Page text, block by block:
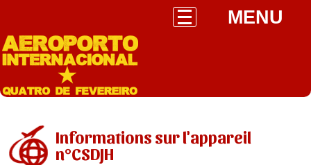
MENU
Informations sur l'appareil
n°CSDJH